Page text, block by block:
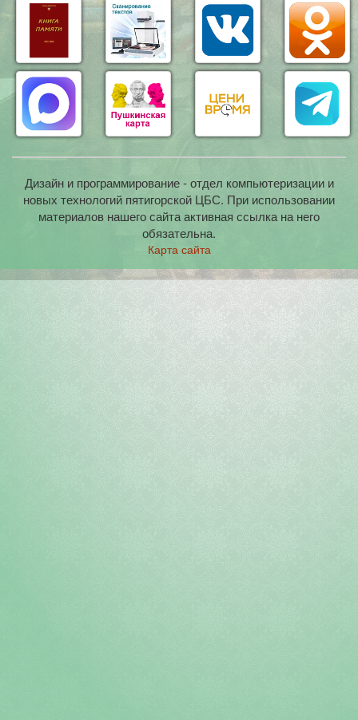
Дизайн и программирование - отдел компьютеризации и
новых технологий пятигорской ЦБС. При использовании
материалов нашего сайта активная ссылка на него
обязательна.
Карта сайта